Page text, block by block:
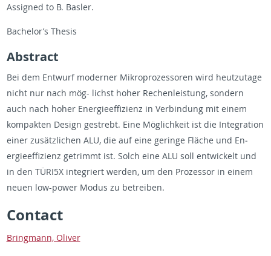
As­signed to B. Basler.
Bach­e­lor’s The­sis
Ab­stract
Bei dem En­twurf mod­erner Mikro­prozes­soren wird heutzu­tage
nicht nur nach mög- lichst hoher Rechen­leis­tung, son­dern
auch nach hoher En­ergieef­fizienz in Verbindung mit einem
kom­pak­ten De­sign gestrebt. Eine Möglichkeit ist die In­te­gra­tion
einer zusätzlichen ALU, die auf eine geringe Fläche und En­
ergieef­fizienz getrimmt ist. Solch eine ALU soll en­twick­elt und
in den TÜRI5X in­te­gri­ert wer­den, um den Prozes­sor in einem
neuen low-power Modus zu be­treiben.
Con­tact
Bring­mann, Oliver